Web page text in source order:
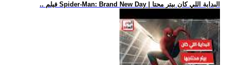
.. فيلم Spider-Man: Brand New Day | البداية اللي كان بيتر محتا